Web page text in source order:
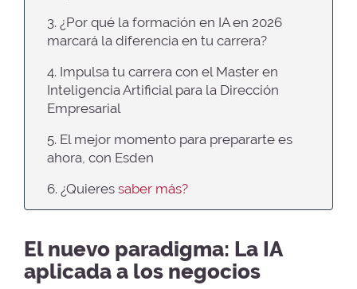
3. ¿Por qué la formación en IA en 2026
marcará la diferencia en tu carrera?
4. Impulsa tu carrera con el Master en
Inteligencia Artificial para la Dirección
Empresarial
5. El mejor momento para prepararte es
ahora, con Esden
6. ¿Quieres saber más?
El nuevo paradigma: La IA
aplicada a los negocios